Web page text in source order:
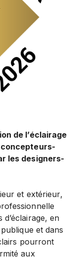
de l’éclairage
les designers-
et extérieur,
en
et dans
pourront
aux